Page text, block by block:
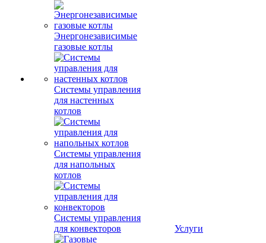
Энергонезависимые
газовые котлы
Системы управления
для настенных
котлов
Системы управления
для напольных
котлов
Системы управления
для конвекторов
Услуги